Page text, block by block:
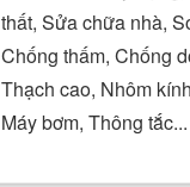
thất, Sửa chữa nhà,
Chống thấm, Chống
Thạch cao, Nhôm
Máy bơm, Thông tắc...